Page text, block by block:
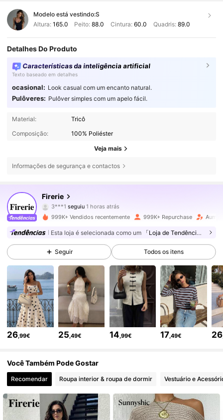
Modelo está vestindo:S
Altura: 165.0 Peito:88.0 Cintura: 60.0 Quadris: 89.0
Detalhes Do Produto
Características da inteligência artificial
Texto baseado em detalhes
ocasional: Look casual com um encanto natural.
Pulôveres: Pulôver simples com um apelo fácil.
Material:
Tricô
Composição:
100% Poliéster
Veja mais
Informações de segurança e contactos
Firerie
c***testá a navegar
4,79
1.3M Seguidores
4,79 1.3M Seguidores
4,79 1.3M Seguidores
4,79 1.3M Seguidores
4,79
999K+ Vendidos recentemente 999K+ Repurchase
Esta loja é selecionada como um 「Loja de Tendências」
Seguir Todos os itens
26 ,99€ 25 ,49€ 14 ,99€ 17 ,49€ 26
Você Também Pode Gostar
Recomendar Roupa interior & roupa de dormir Vestuário e